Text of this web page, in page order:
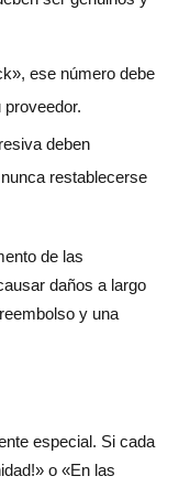
ese número debe
proveedor.
deben
restablecerse
de las
daños a largo
y una
especial. Si cada
o «En las